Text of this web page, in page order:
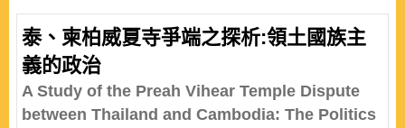
泰、柬柏威夏寺爭端之探析:領土國族主
義的政治
A Study of the Preah Vihear Temple Dispute
between Thailand and Cambodia: The Politics